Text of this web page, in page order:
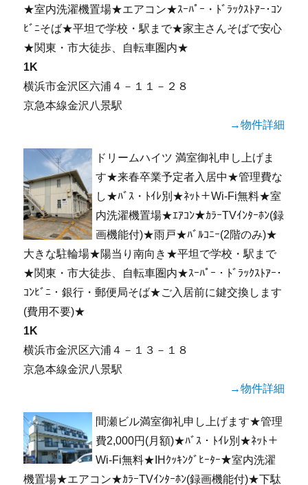
★室内洗濯機置場★エアコン★ｽｰﾊﾟｰ・ﾄﾞﾗｯｸｽﾄｱｰ･ｺﾝ
ﾋﾞﾆそば★平坦で学校・駅まで★家主さんそばで安心
★関東・市大徒歩、自転車圏内★
1K
横浜市金沢区六浦４－１１－２８
京急本線金沢八景駅
→物件詳細
ドリームハイツ 満室御礼申し上げま
す★来春卒業予定者入居中★管理費な
し★ﾊﾞｽ・ﾄｲﾚ別★ﾈｯﾄ＋Wi-Fi無料★室
内洗濯機置場★ｴｱｺﾝ★ｶﾗｰTVｲﾝﾀｰﾎﾝ(録
画機能付)★雨戸★ﾊﾞﾙｺﾆｰ(2階のみ)★
大きな駐輪場★陽当り南向き★平坦で学校・駅まで
★関東・市大徒歩、自転車圏内★ｽｰﾊﾟｰ・ﾄﾞﾗｯｸｽﾄｱｰ･
ｺﾝﾋﾞﾆ・銀行・郵便局そば★ご入居前に鍵交換します
(費用不要)★
1K
横浜市金沢区六浦４－１３－１８
京急本線金沢八景駅
→物件詳細
間瀬ビル満室御礼申し上げます★管理
費2,000円(月額)★ﾊﾞｽ・ﾄｲﾚ別★ﾈｯﾄ＋
Wi-Fi無料★IHｸｯｷﾝｸﾞﾋｰﾀｰ★室内洗濯
機置場★エアコン★ｶﾗｰTVｲﾝﾀｰﾎﾝ(録画機能付)★下駄